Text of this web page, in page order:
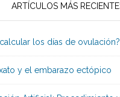
ARTÍCULOS MÁS
los días de ovulación?
y el embarazo ectópico